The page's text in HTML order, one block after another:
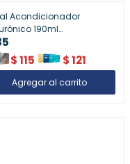
Acondicionador
190ml
Profunda
$115 $121